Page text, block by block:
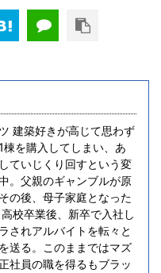
建築好きが高じて思わず
を購入してしまい、あ
ていじくり回すという変
。父親のギャンブルが原
の後、母子家庭となった
校卒業後、新卒で入社し
されアルバイトを転々と
送る。このままではマズ
社員の職を得るもブラッ